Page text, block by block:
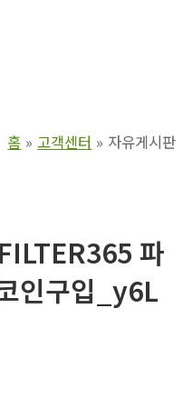
홈 고객센터 자유게시판
파
인구입_y6L